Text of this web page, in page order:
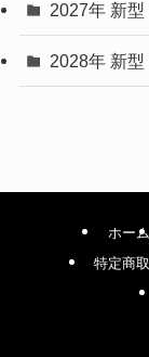
(1)
2027年 新
2028年 新
ホーム
特定商